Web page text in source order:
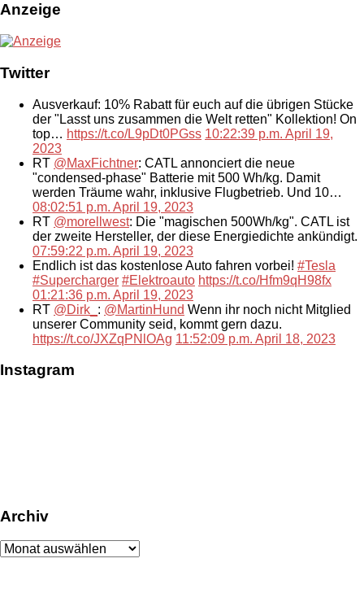
Anzeige
Twitter
Ausverkauf: 10% Rabatt für euch auf die übrigen Stücke
der "Lasst uns zusammen die Welt retten" Kollektion! On
top… https://t.co/L9pDt0PGss 10:22:39 p.m. April 19,
2023
RT @MaxFichtner: CATL annonciert die neue
"condensed-phase" Batterie mit 500 Wh/kg. Damit
werden Träume wahr, inklusive Flugbetrieb. Und 10…
08:02:51 p.m. April 19, 2023
RT @morellwest: Die "magischen 500Wh/kg". CATL ist
der zweite Hersteller, der diese Energiedichte ankündigt.
07:59:22 p.m. April 19, 2023
Endlich ist das kostenlose Auto fahren vorbei! #Tesla
#Supercharger #Elektroauto https://t.co/Hfm9qH98fx
01:21:36 p.m. April 19, 2023
RT @Dirk_ : @MartinHund Wenn ihr noch nicht Mitglied
unserer Community seid, kommt gern dazu.
https://t.co/JXZqPNlOAg 11:52:09 p.m. April 18, 2023
Instagram
Archiv
Archiv